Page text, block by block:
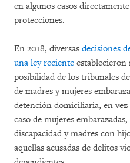
en algunos casos
protecciones.
En 2018, diversas decisiones
una ley reciente establecieron
posibilidad de los tribunales
de madres y mujeres
detención domiciliaria, en
caso de mujeres
discapacidad y madres con
aquellas acusadas de delitos